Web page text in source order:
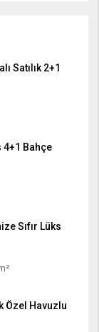
Satılık 2+1
4+1 Bahçe
Sıfır Lüks
Özel Havuzlu